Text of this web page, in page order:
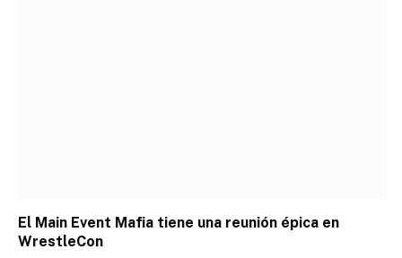
El Main Event Mafia tiene una reunión épica en
WrestleCon